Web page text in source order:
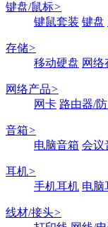
键盘/鼠标>
键鼠套装 键盘
存储>
移动硬盘 网络
网络产品>
网卡 路由器/
音箱>
电脑音箱 会议
耳机>
手机耳机 电脑
线材/接头>